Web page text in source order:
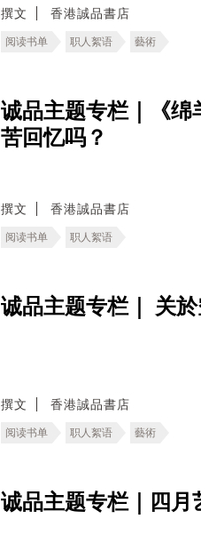
撰文 香港誠品書店
阅读书单 职人絮语 藝術
诚品主题专栏｜《绵
苦回忆吗？
撰文 香港誠品書店
阅读书单 职人絮语
诚品主题专栏｜ 关
撰文 香港誠品書店
阅读书单 职人絮语 藝術
诚品主题专栏｜四月